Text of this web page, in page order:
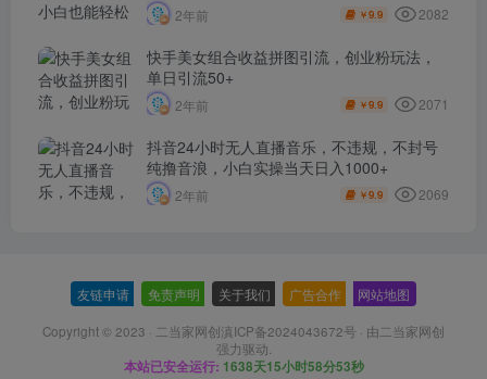
2年前 ￥9.9 2082
快手美女组合收益拼图引流，创业粉玩法，
单日引流50+
2年前 ￥9.9 2071
抖音24小时无人直播音乐，不违规，不封号
纯撸音浪，小白实操当天日入1000+
2年前 ￥9.9 2069
友链申请 免责声明 关于我们 广告合作 网站地图
Copyright © 2023 · 二当家网创滇ICP备2024043672号 · 由二当家网创
强力驱动.
本站已安全运行: 1638天15小时58分53秒